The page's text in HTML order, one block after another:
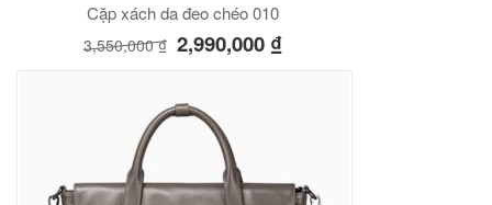
Cặp xách da đeo chéo 010
3,550,000₫ 2,990,000 ₫